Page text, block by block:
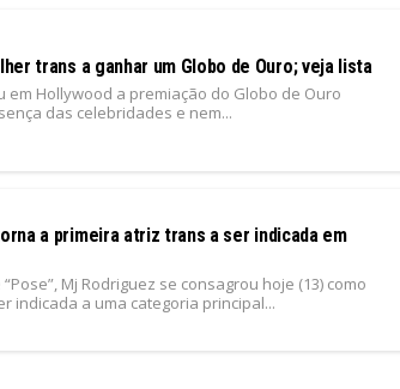
trans a ganhar um Globo de Ouro; veja lista
em Hollywood a premiação do Globo de Ouro
das celebridades e nem...
a primeira atriz trans a ser indicada em
Mj Rodriguez se consagrou hoje (13) como
indicada a uma categoria principal...